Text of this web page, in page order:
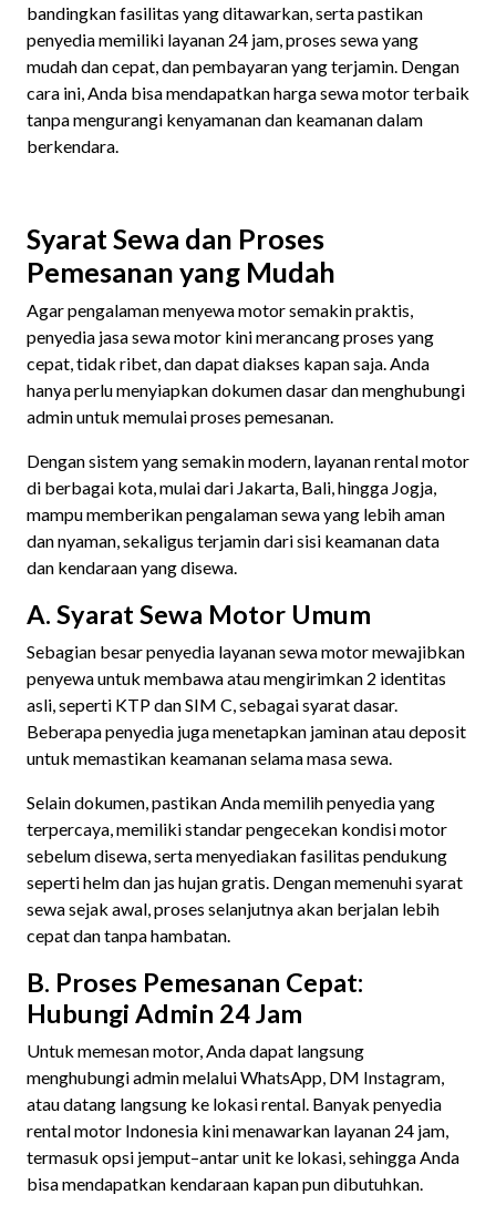
bandingkan fasilitas yang ditawarkan, serta pastikan
penyedia memiliki layanan 24 jam, proses sewa yang
mudah dan cepat, dan pembayaran yang terjamin. Dengan
cara ini, Anda bisa mendapatkan harga sewa motor terbaik
tanpa mengurangi kenyamanan dan keamanan dalam
berkendara.
Syarat Sewa dan Proses
Pemesanan yang Mudah
Agar pengalaman menyewa motor semakin praktis,
penyedia jasa sewa motor kini merancang proses yang
cepat, tidak ribet, dan dapat diakses kapan saja. Anda
hanya perlu menyiapkan dokumen dasar dan menghubungi
admin untuk memulai proses pemesanan.
Dengan sistem yang semakin modern, layanan rental motor
di berbagai kota, mulai dari Jakarta, Bali, hingga Jogja,
mampu memberikan pengalaman sewa yang lebih aman
dan nyaman, sekaligus terjamin dari sisi keamanan data
dan kendaraan yang disewa.
A. Syarat Sewa Motor Umum
Sebagian besar penyedia layanan sewa motor mewajibkan
penyewa untuk membawa atau mengirimkan 2 identitas
asli, seperti KTP dan SIM C, sebagai syarat dasar.
Beberapa penyedia juga menetapkan jaminan atau deposit
untuk memastikan keamanan selama masa sewa.
Selain dokumen, pastikan Anda memilih penyedia yang
terpercaya, memiliki standar pengecekan kondisi motor
sebelum disewa, serta menyediakan fasilitas pendukung
seperti helm dan jas hujan gratis. Dengan memenuhi syarat
sewa sejak awal, proses selanjutnya akan berjalan lebih
cepat dan tanpa hambatan.
B. Proses Pemesanan Cepat:
Hubungi Admin 24 Jam
Untuk memesan motor, Anda dapat langsung
menghubungi admin melalui WhatsApp, DM Instagram,
atau datang langsung ke lokasi rental. Banyak penyedia
rental motor Indonesia kini menawarkan layanan 24 jam,
termasuk opsi jemput–antar unit ke lokasi, sehingga Anda
bisa mendapatkan kendaraan kapan pun dibutuhkan.